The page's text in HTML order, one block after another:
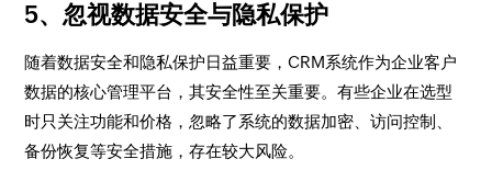
5、忽视数据安全与隐私保护
随着数据安全和隐私保护日益重要，CRM系统作为企业客户
数据的核心管理平台，其安全性至关重要。有些企业在选型
时只关注功能和价格，忽略了系统的数据加密、访问控制、
备份恢复等安全措施，存在较大风险。